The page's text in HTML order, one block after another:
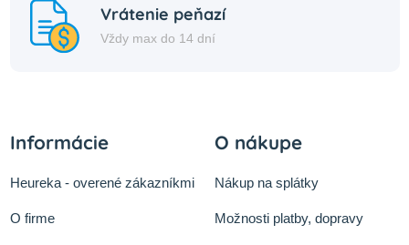
Vrátenie peňazí
Vždy max do 14 dní
Informácie
Heureka - overené zákazníkmi
O firme
O nákupe
Nákup na splátky
Možnosti platby, dopravy